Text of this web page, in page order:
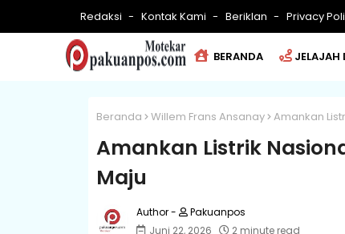
Redaksi Kontak Kami Beriklan Privacy
BERANDA JELAJAH
Beranda Willem Frans Ansanay Amankan
Amankan Listrik
Maju
Pakuanpos
Juni 22, 2026
2 minute read